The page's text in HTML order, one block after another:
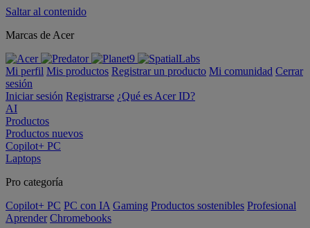
Saltar al contenido
Marcas de Acer
Mi perfil Mis productos Registrar un producto Mi comunidad Cerrar
sesión
Iniciar sesión Registrarse ¿Qué es Acer ID?
AI
Productos
Productos nuevos
Copilot+ PC
Laptops
Pro categoría
Copilot+ PC PC con IA Gaming Productos sostenibles Profesional
Aprender Chromebooks